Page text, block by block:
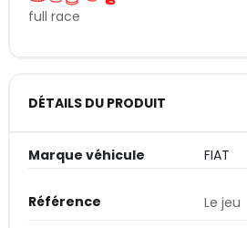
full race
DÉTAILS DU PRODUIT
Marque véhicule FIAT
Référence Le jeu